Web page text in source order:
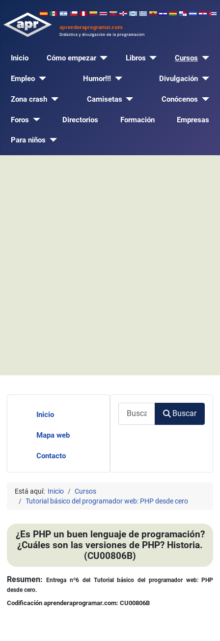
Inicio Cómo empezar Libros Cursos
Empleo Humor!!! Divulgación
Zona crash Camisetas Conócenos
Foros Directorios Formación Empresas
Para niños
Inicio
Mapa web
Contacto
Buscar
Está aquí: Inicio
Cursos
Tutorial básico del programador web: PHP desde cero
¿Es PHP un buen lenguaje de programación?
¿Cuáles son las versiones de PHP? Historia.
(CU00806B)
Detalles
Resumen:Entrega nº6 del Tutorial básico del programador web: PHP
desde cero.
Codificación aprenderaprogramar.com: CU00806B